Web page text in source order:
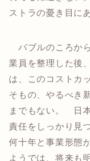
ストラの憂き目に
バブルのころか
業員を整理した後
は、このコストカ
そもの、やるべき
までもない。 日
責任をしっかり見
何十年と事業形態
ようでは、将来も